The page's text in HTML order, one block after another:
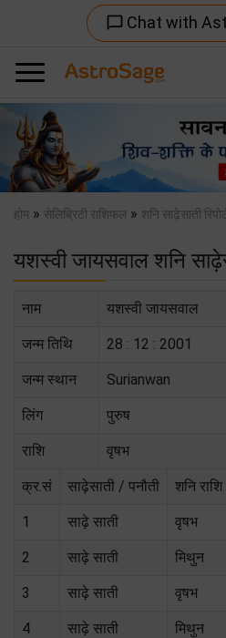
chat_bubble_outline Chat with
Previous
होम » सेलिब्रिटी राशिफल » शनि साढ़ेसाती
यशस्वी जायसवाल शनि
नाम यशस्वी जायसवाल
जन्म तिथि 28 : 12 : 2001
जन्म स्थान Surianwan
लिंग पुरुष
राशि वृषभ
क्र.सं साढ़ेसाती / पनौती शनि राशि
1 साढ़े साती वृषभ
2 साढ़े साती मिथुन
3 साढ़े साती वृषभ
4 साढ़े साती मिथुन